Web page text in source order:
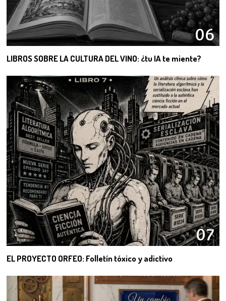
06
LIBROS SOBRE LA CULTURA DEL VINO: ¿tu IA te miente?
07
EL PROYECTO ORFEO: Folletín tóxico y adictivo